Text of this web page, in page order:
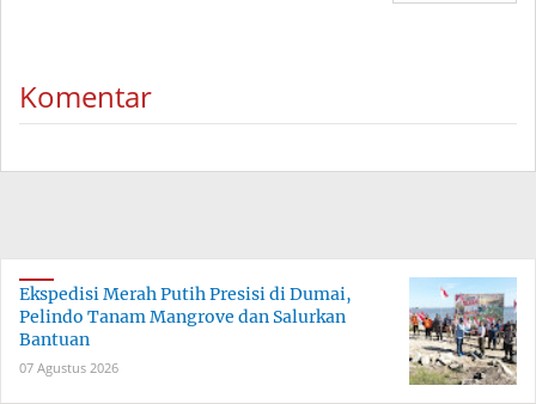
Komentar
Ekspedisi Merah Putih Presisi di Dumai,
Pelindo Tanam Mangrove dan Salurkan
Bantuan
07 Agustus 2026